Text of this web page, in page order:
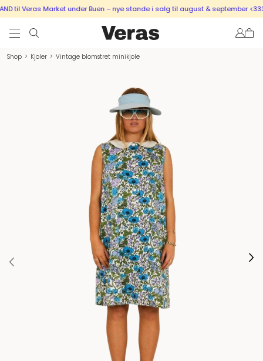
til Veras Market under Buen – nye stande i salg til august & september <333
Shop > Kjoler > Vintage blomstret minikjole